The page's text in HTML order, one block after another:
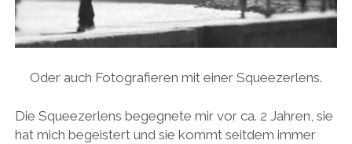
Oder auch Fotografieren mit einer Squeezerlens.
Die Squeezerlens begegnete mir vor ca. 2 Jahren, sie
hat mich begeistert und sie kommt seitdem immer